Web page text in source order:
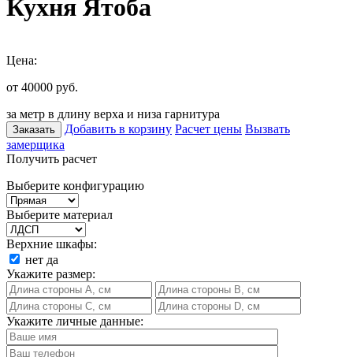
Кухня Ятоба
Цена:
от 40000 руб.
за метр в длину верха и низа гарнитура
Заказать Добавить в корзину Расчет цены Вызвать
замерщика
Получить расчет
Выберите конфигурацию
Выберите материал
Верхние шкафы:
нет да
Укажите размер:
Укажите личные данные: